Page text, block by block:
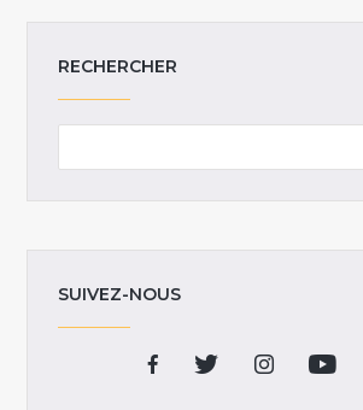
RECHERCHER
SUIVEZ-NOUS